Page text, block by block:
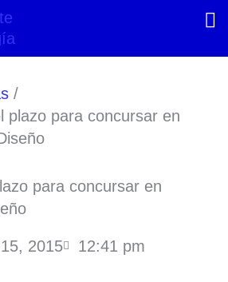
plazo para concursar en
para concursar en
2015 12:41 pm